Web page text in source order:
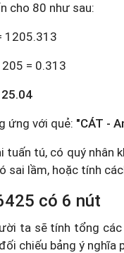
cho 80 như sau:
1205.313
= 0.313
25.04
ứng với quẻ: "CÁT -
tuấn tú, có quý
sai lầm, hoặc tính
có 6 nút
ta sẽ tính tổng
chiếu bảng ý nghĩa